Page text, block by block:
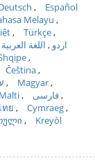
Español
Melayu
Türkçe
اردو
اللغة العربية
Čeština
Magyar
Malti
فارسی
ทย
Cymraeg
Kreyòl